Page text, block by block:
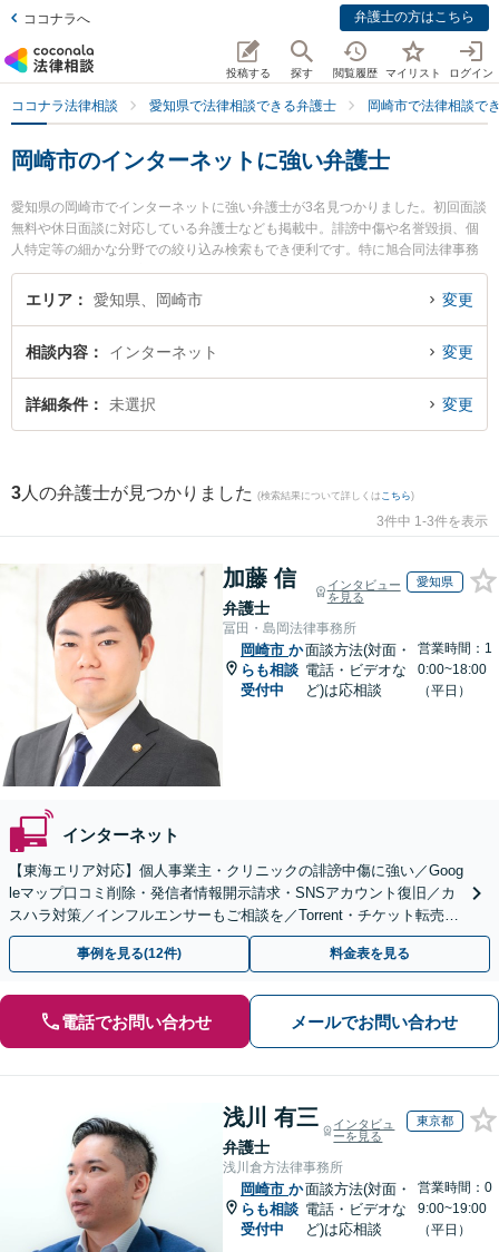
ココナラへ 弁護士の方はこちら
投稿する 探す 閲覧履歴 マイリスト ログイン
ココナラ法律相談 愛知県で法律相談できる弁護士 岡崎市で法律相談で
岡崎市のインターネットに強い弁護士
愛知県の岡崎市でインターネットに強い弁護士が3名見つかりました。初回面談
無料や休日面談に対応している弁護士なども掲載中。誹謗中傷や名誉毀損、個
人特定等の細かな分野での絞り込み検索もでき便利です。特に旭合同法律事務
所 岡崎事務所の林 太郎弁護士や松村法律事務所の松村 修平弁護士、弁護士法
人愛知総合法律事務所 岡崎事務所の安井 孝侑記弁護士のプロフィール情報や弁
トラブル解決の実績豊富な近くの弁護士を検索したい』『初回相談無料でイン
ターネットを法律相談できる岡崎市内の弁護士に相談予約したい』などでお困
りの相談者さんにおすすめです。
エリア 愛知県、岡崎市 変更
相談内容 インターネット 変更
詳細条件 未選択 変更
3 人の弁護士が見つかりました (検索結果について詳しくは こちら)
3件中 1-3件を表示
加藤 信
弁護士
インタビュー
を見る
愛知県
冨田・島岡法律事務所
岡崎市 か
らも相談
受付中
面談方法(対面・
電話・ビデオな
ど)は応相談
営業時間：1
0:00~18:00
（平日）
インターネット
【東海エリア対応】個人事業主・クリニックの誹謗中傷に強い／Goog
leマップ口コミ削除・発信者情報開示請求・SNSアカウント復旧／カ
スハラ対策／インフルエンサーもご相談を／Torrent・チケット転売等
の加害者側対応も得意
事例を見る(12件) 料金表を見る
電話でお問い合わせ メールでお問い合わせ
浅川 有三
弁護士
インタビュ
ーを見る
東京都
浅川倉方法律事務所
岡崎市 か
らも相談
受付中
面談方法(対面・
電話・ビデオな
ど)は応相談
営業時間：0
9:00~19:00
（平日）